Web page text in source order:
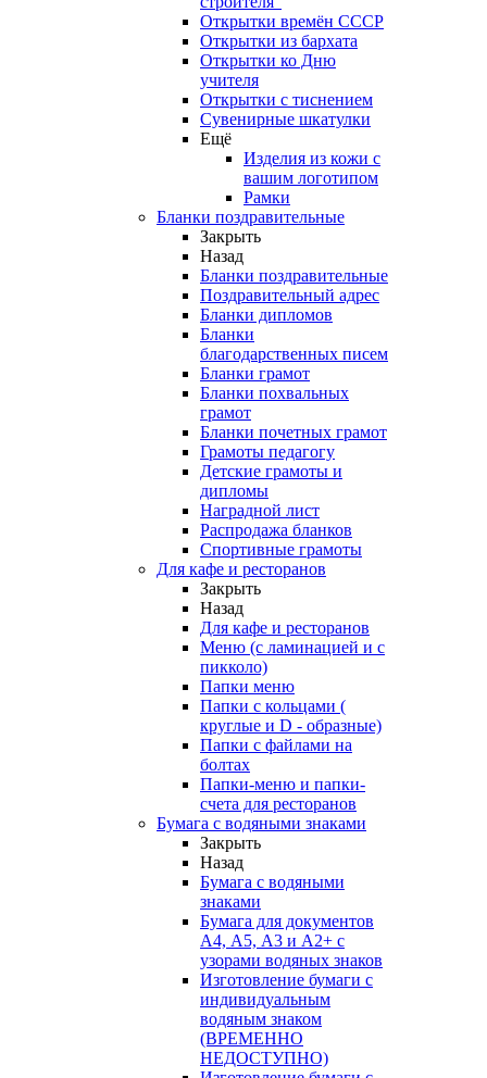
Открытки времён СССР
Открытки из бархата
Открытки ко Дню
учителя
Открытки с тиснением
Сувенирные шкатулки
Ещё
Изделия из кожи с
вашим логотипом
Рамки
Бланки поздравительные
Закрыть
Назад
Бланки поздравительные
Поздравительный адрес
Бланки дипломов
Бланки
благодарственных писем
Бланки грамот
Бланки похвальных
грамот
Бланки почетных грамот
Грамоты педагогу
Детские грамоты и
дипломы
Наградной лист
Распродажа бланков
Спортивные грамоты
Для кафе и ресторанов
Закрыть
Назад
Для кафе и ресторанов
Меню (с ламинацией и с
пикколо)
Папки меню
Папки с кольцами (
круглые и D - образные)
Папки с файлами на
болтах
Папки-меню и папки-
счета для ресторанов
Бумага с водяными знаками
Закрыть
Назад
Бумага с водяными
знаками
Бумага для документов
А4, А5, А3 и А2+ с
узорами водяных знаков
Изготовление бумаги с
индивидуальным
водяным знаком
(ВРЕМЕННО
НЕДОСТУПНО)